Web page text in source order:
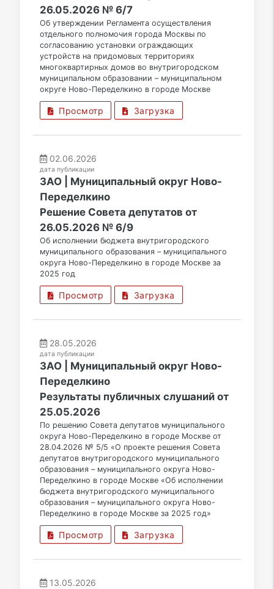
26.05.2026 № 6/7
Об утверждении Регламента осуществления
отдельного полномочия города Москвы по
согласованию установки ограждающих
устройств на придомовых территориях
многоквартирных домов во внутригородском
муниципальном образовании – муниципальном
округе Ново-Переделкино в городе Москве
Просмотр Загрузка
02.06.2026
дата публикации
ЗАО | Муниципальный округ Ново-
Переделкино
Решение Совета депутатов от
26.05.2026 № 6/9
Об исполнении бюджета внутригородского
муниципального образования – муниципального
округа Ново-Переделкино в городе Москве за
2025 год
Просмотр Загрузка
28.05.2026
дата публикации
ЗАО | Муниципальный округ Ново-
Переделкино
Результаты публичных слушаний от
25.05.2026
По решению Совета депутатов муниципального
округа Ново-Переделкино в городе Москве от
28.04.2026 № 5/5 «О проекте решения Совета
депутатов внутригородского муниципального
образования – муниципального округа Ново-
Переделкино в городе Москве «Об исполнении
бюджета внутригородского муниципального
образования – муниципального округа Ново-
Переделкино в городе Москве за 2025 год»
Просмотр Загрузка
13.05.2026